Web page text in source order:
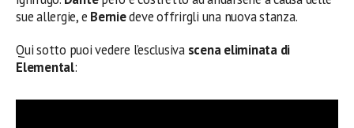
sue allergie, e Berniedeve offrirgli una nuova stanza.
Qui sotto puoi vedere l’esclusiva scena eliminata di
Elemental: